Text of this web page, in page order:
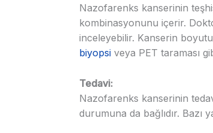
Nazofarenks kanserinin
kombinasyonunu içerir.
inceleyebilir. Kanserin
biyopsi veya PET taraması
Tedavi:
Nazofarenks kanserinin
durumuna da bağlıdır. Bazı